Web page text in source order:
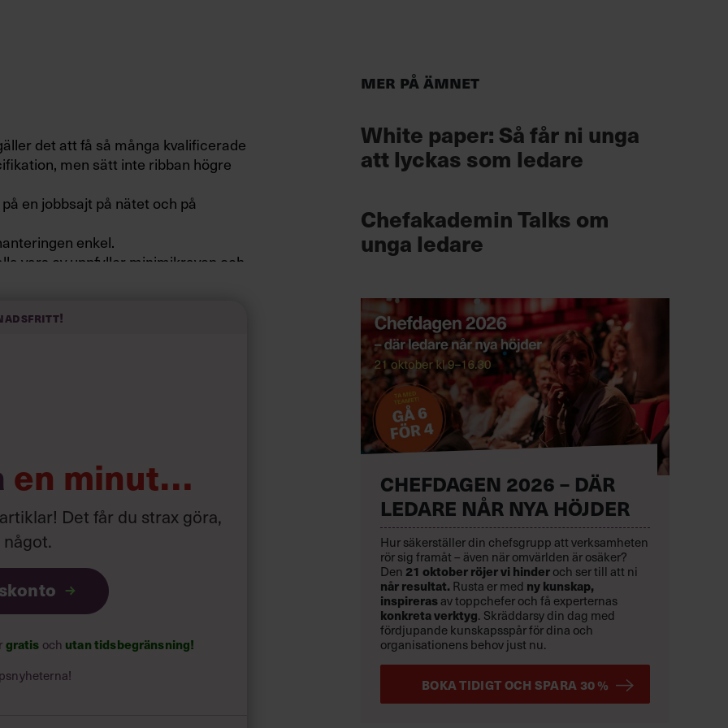
det att få så många kvalificerade
men sätt inte ribban högre
en jobbsajt på nätet och på
enkel.
vars cv uppfyller minimikraven och
en minut…
Det får du strax göra,
.
gratis och utan tidsbegränsning!
Mer på ämnet
White paper: Så får ni unga
att lyckas som ledare
Chefakademin Talks om
unga ledare
CHEFDAGEN 2026 – DÄR
LEDARE NÅR NYA HÖJDER
Hur säkerställer din chefsgrupp att verksamheten
rör sig framåt – även när omvärlden är osäker?
Den 21 oktoberröjer vi hinder och ser till att ni
når resultat. Rusta er med ny kunskap,
inspirerasav toppchefer och få experternas
konkreta verktyg. Skräddarsy din dag med
fördjupande kunskapsspår för dina och
organisationens behov just nu.
BOKA TIDIGT OCH SPARA 30 %